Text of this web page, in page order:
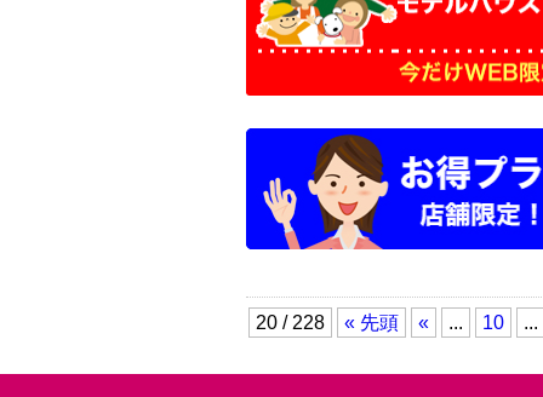
20 / 228 « 先頭 « ... 10 ...